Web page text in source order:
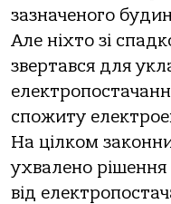
зазначеного
Але ніхто зі
звертався для
спожиту
На цілком
ухвалено
від